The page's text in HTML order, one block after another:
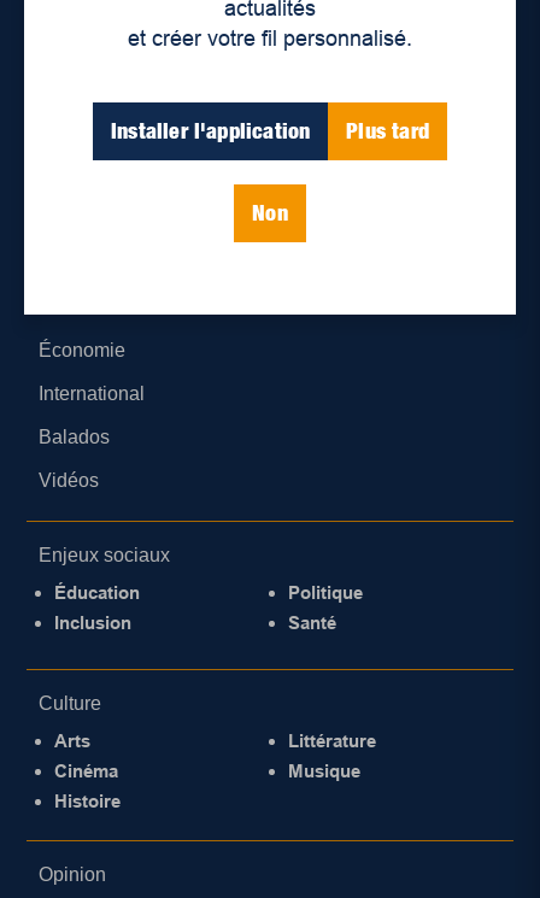
actualités
et créer votre fil personnalisé.
Installer l'application Plus tard
Non
Économie
International
Balados
Vidéos
Enjeux sociaux
Éducation
Inclusion
Politique
Santé
Culture
Arts
Cinéma
Histoire
Littérature
Musique
Opinion